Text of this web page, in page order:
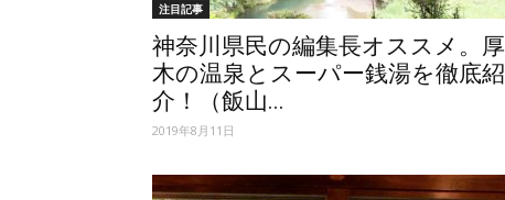
注目記事
神奈川県民の編集長オススメ。厚
木の温泉とスーパー銭湯を徹底紹
介！（飯山...
2019年8月11日